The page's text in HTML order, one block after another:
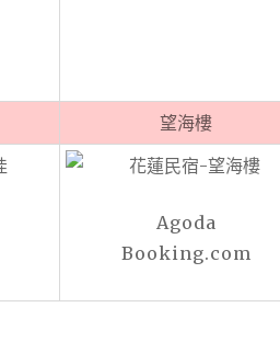
望海樓
Agoda
Booking.com